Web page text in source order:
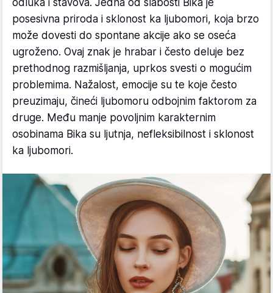
posesivna priroda i sklonost ka ljubomori, koja brzo
može dovesti do spontane akcije ako se oseća
ugroženo. Ovaj znak je hrabar i često deluje bez
prethodnog razmišljanja, uprkos svesti o mogućim
problemima. Nažalost, emocije su te koje često
preuzimaju, čineći ljubomoru odbojnim faktorom za
druge. Među manje povoljnim karakternim
osobinama Bika su ljutnja, nefleksibilnost i sklonost
ka ljubomori.